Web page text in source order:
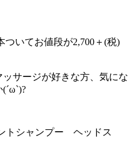
ついてお値段が2,700＋(税)
サージが好きな方、気にな
シャンプー ヘッドス